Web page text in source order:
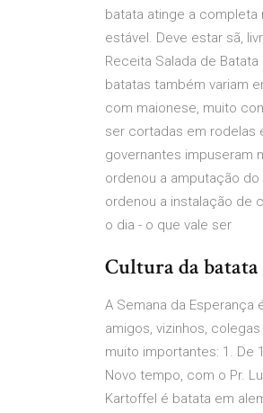
batata atinge a
estável. Deve estar sã,
Receita Salada de
batatas também variam
com maionese, muito
ser cortadas em rodelas
governantes impuseram
ordenou a amputação
ordenou a instalação de
o dia - o que vale ser
Cultura da batata
A Semana da
amigos, vizinhos,
muito importantes: 1. De
Novo tempo, com o Pr.
Kartoffel é batata em